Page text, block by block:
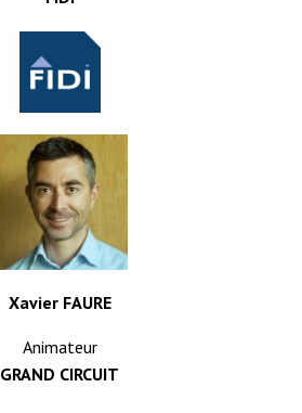
Xavier FAURE
Animateur
GRAND CIRCUIT